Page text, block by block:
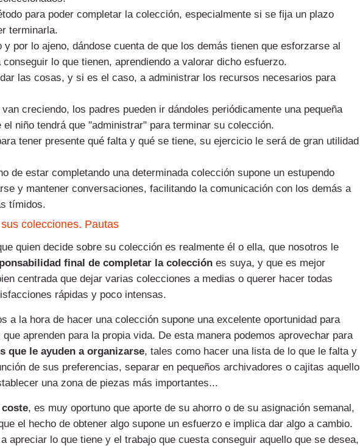
para poder completar la colección, especialmente si se fija un plazo
terminarla.
y por lo ajeno, dándose cuenta de que los demás tienen que esforzarse al
lo que tienen, aprendiendo a valorar dicho esfuerzo.
las cosas, y si es el caso, a administrar los recursos necesarios para
van creciendo, los padres pueden ir dándoles periódicamente una pequeña
el niño tendrá que "administrar" para terminar su colección.
tener presente qué falta y qué se tiene, su ejercicio le será de gran utilidad
de estar completando una determinada colección supone un estupendo
y mantener conversaciones, facilitando la comunicación con los demás a
tímidos.
colecciones. Pautas
quien decide sobre su colección es realmente él o ella, que nosotros le
final de completar la colección es suya, y que es mejor
centrada que dejar varias colecciones a medias o querer hacer todas
rápidas y poco intensas.
a la hora de hacer una colección supone una excelente oportunidad para
aprenden para la propia vida. De esta manera podemos aprovechar para
que le ayuden a organizarse, tales como hacer una lista de lo que le falta y
de sus preferencias, separar en pequeños archivadores o cajitas aquello
una zona de piezas más importantes...
coste, es muy oportuno que aporte de su ahorro o de su asignación semanal,
el hecho de obtener algo supone un esfuerzo e implica dar algo a cambio.
apreciar lo que tiene y el trabajo que cuesta conseguir aquello que se desea,